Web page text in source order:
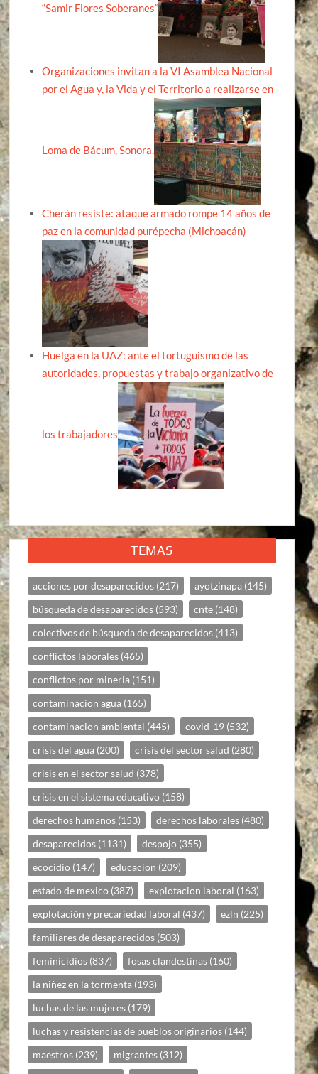
“Samir Flores Soberanes”
Organizaciones invitan a la VI Asamblea Nacional
por el Agua y, la Vida y el Territorio a realizarse en
Loma de Bácum, Sonora.
Cherán resiste: ataque armado rompe 14 años de
paz en la comunidad purépecha (Michoacán)
Huelga en la UAZ: ante el tortuguismo de las
autoridades, propuestas y trabajo organizativo de
los trabajadores
TEMAS
acciones por desaparecidos (217) ayotzinapa (145)
búsqueda de desaparecidos (593) cnte (148)
colectivos de búsqueda de desaparecidos (413)
conflictos laborales (465)
conflictos por mineria (151)
contaminacion agua (165)
contaminacion ambiental (445) covid-19 (532)
crisis del agua (200) crisis del sector salud (280)
crisis en el sector salud (378)
crisis en el sistema educativo (158)
derechos humanos (153) derechos laborales (480)
desaparecidos (1131) despojo (355)
ecocidio (147) educacion (209)
estado de mexico (387) explotacion laboral (163)
explotación y precariedad laboral (437) ezln (225)
familiares de desaparecidos (503)
feminicidios (837) fosas clandestinas (160)
la niñez en la tormenta (193)
luchas de las mujeres (179)
luchas y resistencias de pueblos originarios (144)
maestros (239) migrantes (312)